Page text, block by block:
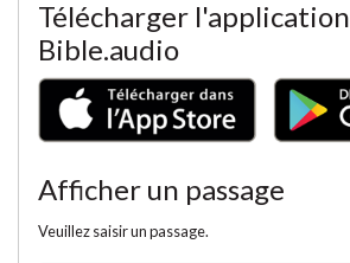
Télécharger l'application
Bible.audio
Afficher un passage
Veuillez saisir un passage.